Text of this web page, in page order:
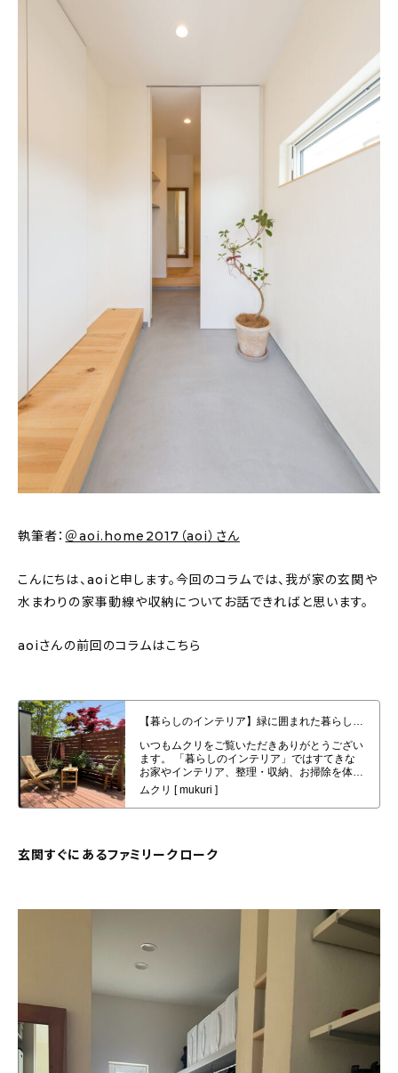
daily mukuri
キッチン
ギフト
About
プライバシーポリシー
執筆者： ＠aoi.home2017（aoi）さん
こんにちは、aoiと申します。今回のコラムでは、我が家の玄関や
水まわりの家事動線や収納についてお話できればと思います。
aoiさんの前回のコラムはこちら
【暮らしのインテリア】緑に囲まれた暮らしがしたくて。外構は家づくりの一
部と考える〜歳を重ねても長く愛せるシンプルな家（aoi.home2017さん）
玄関すぐにあるファミリークローク